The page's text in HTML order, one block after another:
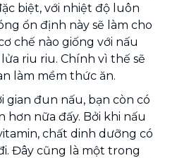
biệt, với nhiệt độ luôn
ổn định này sẽ làm cho
chế nào giống với nấu
riu riu. Chính vì thế sẽ
làm mềm thức ăn.
gian đun nấu, bạn còn có
nữa đấy. Bởi khi nấu
chất dinh dưỡng có
Đây cũng là một trong